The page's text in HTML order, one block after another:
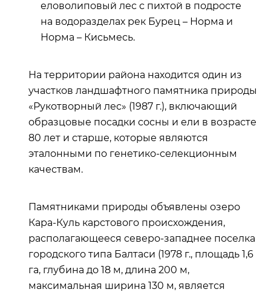
еловолиповый лес с пихтой в подросте
на водоразделах рек Бурец – Норма и
Норма – Кисьмесь.
На территории района находится один из
участков ландшафтного памятника природы
«Рукотворный лес» (1987 г.), включающий
образцовые посадки сосны и ели в возрасте
80 лет и старше, которые являются
эталонными по генетико-селекционным
качествам.
Памятниками природы объявлены озеро
Кара-Куль карстового происхождения,
располагающееся северо-западнее поселка
городского типа Балтаси (1978 г., площадь 1,6
га, глубина до 18 м, длина 200 м,
максимальная ширина 130 м, является